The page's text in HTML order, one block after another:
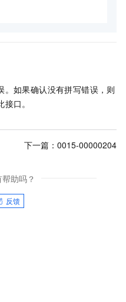
。如果确认没有拼写错误，则
口。
下一篇： 0015-00000204
助吗？
反馈